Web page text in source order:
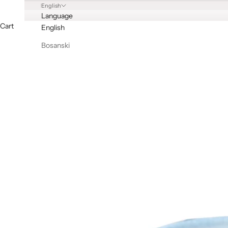
English
Language
English
Bosanski
Cart